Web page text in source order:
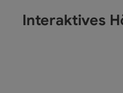
Interaktives